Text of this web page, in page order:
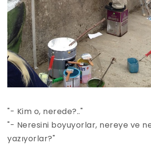
"- Kim o, nerede?.."
"- Neresini boyuyorlar, nereye ve
yazıyorlar?"